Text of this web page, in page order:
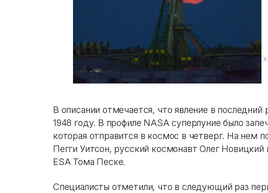
В описании отмечается, что явление в последний
1948 году. В профиле NASA cуперлуние было
которая отправится в космос в четверг. На нем
Пегги Уитсон, русский космонавт Олег Новицкий
ЕSA Тома Песке.
Специалисты отметили, что в следующий раз